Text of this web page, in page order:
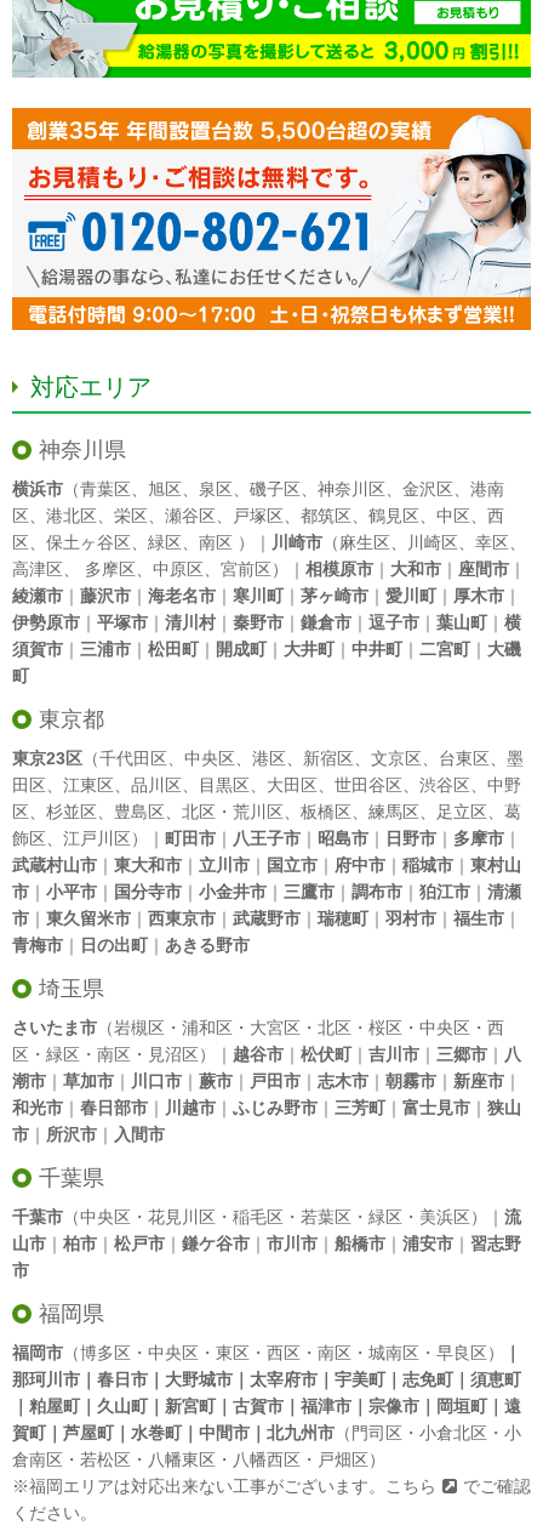
対応エリア
神奈川県
横浜市 （青葉区 旭区 泉区 磯子区 神奈川区 金沢区
港南
区
港北区 栄区 瀬谷区 戸塚区 都筑区 鶴見区 中区
西
区
保土ヶ谷区 緑区 南区 ）｜ 川崎市 （麻生区 川崎区 幸区
高津区
多摩区 中原区 宮前区）｜ 相模原市 ｜ 大和市 ｜ 座間市 ｜
綾瀬市 ｜ 藤沢市 ｜ 海老名市 ｜ 寒川町｜ 茅ヶ崎市 ｜ 愛川町｜ 厚木市 ｜
伊勢原市 ｜ 平塚市 ｜ 清川村｜ 秦野市 ｜ 鎌倉市 ｜ 逗子市 ｜ 葉山町｜ 横
須賀市 ｜ 三浦市 ｜ 松田町｜ 開成町｜ 大井町｜ 中井町｜ 二宮町｜ 大磯
町
東京都
東京23区 （千代田区 中央区 港区 新宿区 文京区 台東区
墨
田区
江東区 品川区 目黒区 大田区 世田谷区 渋谷区
中野
区
杉並区 豊島区 北区 ・ 荒川区 板橋区 練馬区 足立区
葛
飾区
江戸川区）｜ 町田市 ｜ 八王子市 ｜ 昭島市 ｜ 日野市 ｜ 多摩市 ｜
武蔵村山市 ｜ 東大和市 ｜ 立川市 ｜ 国立市 ｜ 府中市 ｜ 稲城市 ｜ 東村山
市 ｜ 小平市 ｜ 国分寺市 ｜ 小金井市 ｜ 三鷹市 ｜ 調布市 ｜ 狛江市 ｜ 清瀬
市 ｜ 東久留米市 ｜ 西東京市 ｜ 武蔵野市 ｜ 瑞穂町｜ 羽村市 ｜ 福生市 ｜
青梅市 ｜ 日の出町｜ あきる野市
埼玉県
さいたま市 （岩槻区・浦和区・大宮区・北区・桜区・中央区・西
区・緑区・南区・見沼区）｜ 越谷市 ｜ 松伏町｜ 吉川市 ｜ 三郷市 ｜ 八
潮市 ｜ 草加市 ｜ 川口市 ｜ 蕨市 ｜ 戸田市 ｜ 志木市 ｜ 朝霧市 ｜ 新座市 ｜
和光市 ｜ 春日部市 ｜ 川越市 ｜ ふじみ野市 ｜ 三芳町｜ 富士見市 ｜ 狭山
市 ｜ 所沢市 ｜ 入間市
千葉県
千葉市 （中央区・花見川区・稲毛区・若葉区・緑区・美浜区）｜ 流
山市 ｜ 柏市 ｜ 松戸市 ｜ 鎌ケ谷市 ｜ 市川市 ｜ 船橋市 ｜ 浦安市 ｜ 習志野
市
福岡県
福岡市 （博多区・中央区・東区・西区・南区・城南区・早良区）
那珂川市｜春日市｜大野城市｜太宰府市｜宇美町｜志免町｜須恵町
｜粕屋町｜久山町｜新宮町｜古賀市｜福津市｜宗像市｜岡垣町｜遠
賀町｜芦屋町｜水巻町｜中間市｜北九州市 （門司区・小倉北区・小
倉南区・若松区・八幡東区・八幡西区・戸畑区）
※福岡エリアは対応出来ない工事がございます。
こちら
でご確認
ください。